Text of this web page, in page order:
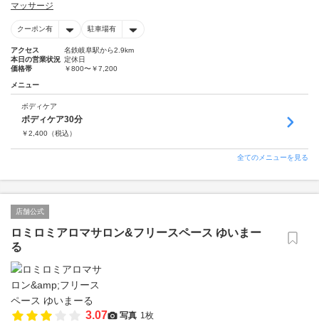
マッサージ
クーポン有 駐車場有
アクセス
名鉄岐阜駅から2.9km
本日の営業状況 定休日
価格帯
￥800〜￥7,200
メニュー
ボディケア
ボディケア30分
￥2,400 （税込）
全てのメニューを見る
店舗公式
ロミロミアロマサロン&フリースペース ゆいまー
る
3.07 写真 1枚